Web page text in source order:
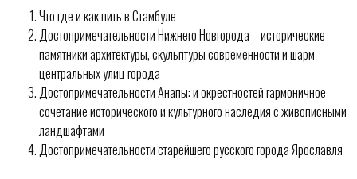
Что где и как пить в Стамбуле
Достопримечательности Нижнего Новгорода – исторические
памятники архитектуры, скульптуры современности и шарм
центральных улиц города
Достопримечательности Анапы: и окрестностей гармоничное
сочетание исторического и культурного наследия с живописными
ландшафтами
Достопримечательности старейшего русского города Ярославля